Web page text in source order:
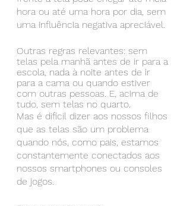
hora ou até uma hora por dia, sem
uma influência negativa apreciável.
Outras regras relevantes: sem
telas pela manhã antes de ir para a
escola, nada à noite antes de ir
para a cama ou quando estiver
com outras pessoas. E, acima de
tudo, sem telas no quarto.
Mas é difícil dizer aos nossos filhos
que as telas são um problema
quando nós, como pais, estamos
constantemente conectados aos
nossos smartphones ou consoles
de jogos.